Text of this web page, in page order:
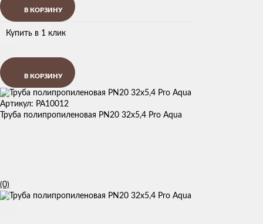
В КОРЗИНУ
Купить в 1 клик
В КОРЗИНУ
Артикул: PA10012
Труба полипропиленовая PN20 32х5,4 Pro Aqua
(0)